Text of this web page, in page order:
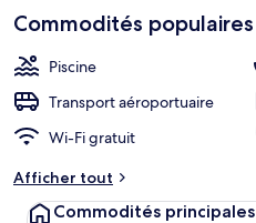
Commodités populaires
Piscine
Transport aéroportuaire
Wi-Fi gratuit
Afficher tout
Commodités principales